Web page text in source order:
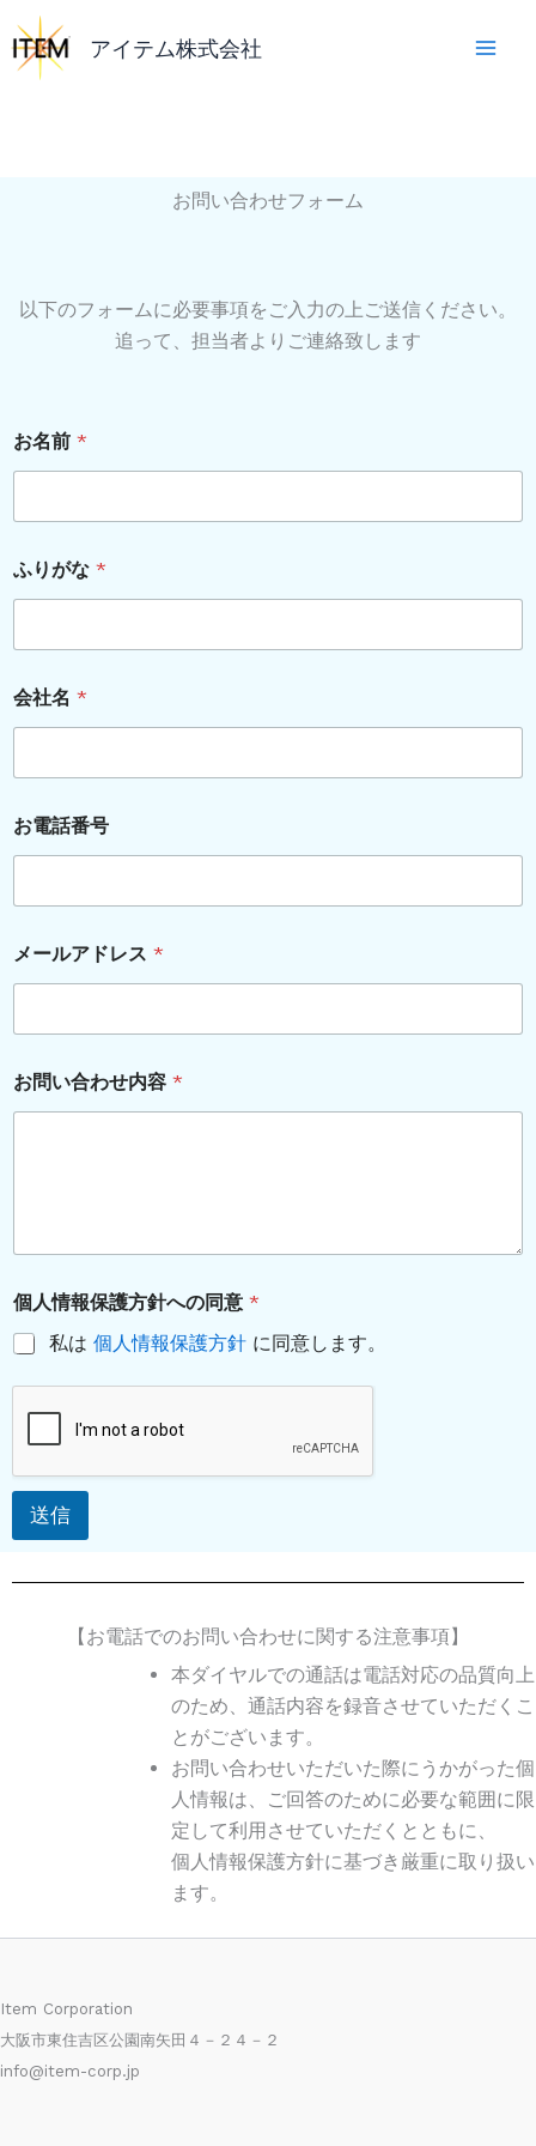
容
を
アイテム株式会社
お問い合わせフォーム
以下のフォームに必要事項をご入力の上ご送信ください。
追って、担当者よりご連絡致します
お名前 *
電
話
お
問
い
わ
内
ふりがな *
会社名 *
お電話番号
メールアドレス *
お問い合わせ内容 *
個人情報保護方針への同意 *
私は 個人情報保護方針 に同意します。
送信
【お電話でのお問い合わせに関する注意事項】
本ダイヤルでの通話は電話対応の品質向上
のため、通話内容を録音させていただくこ
とがございます。
お問い合わせいただいた際にうかがった個
人情報は、ご回答のために必要な範囲に限
定して利用させていただくとともに、
個人情報保護方針に基づき厳重に取り扱い
ます。
Item Corporation
大阪市東住吉区公園南矢田４－２４－２
info@item-corp.jp